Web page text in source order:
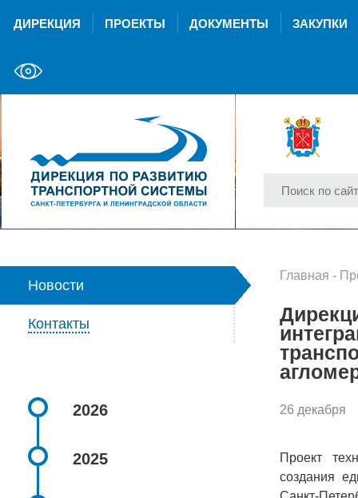
ДИРЕКЦИЯ ПРОЕКТЫ ДОКУМЕНТЫ ЗАКУПКИ
Новости
Контакты
2026
2025
Главная -
26 декабря
Проект
создания